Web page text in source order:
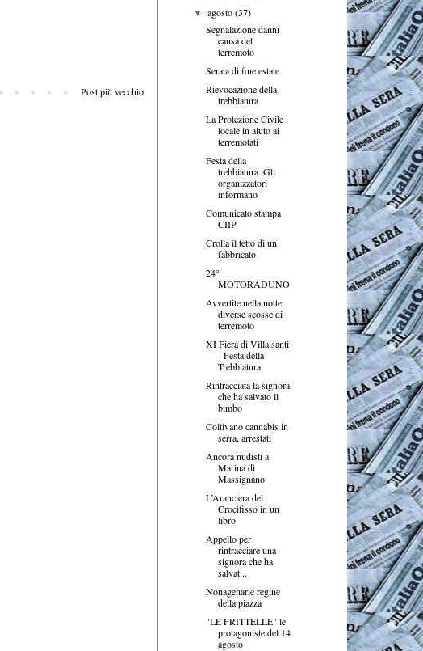
Post più vecchio
▼agosto(37)
Segnalazione danni
causa del
terremoto
Serata di fine estate
Rievocazione della
trebbiatura
La Protezione Civile
locale in aiuto ai
terremotati
Festa della
trebbiatura. Gli
organizzatori
informano
Comunicato stampa
CIIP
Crolla il tetto di un
fabbricato
24°
MOTORADUNO
Avvertite nella notte
diverse scosse di
terremoto
XI Fiera di Villa santi
- Festa della
Trebbiatura
Rintracciata la signora
che ha salvato il
bimbo
Coltivano cannabis in
serra, arrestati
Ancora nudisti a
Marina di
Massignano
L’Aranciera del
Crocifisso in un
libro
Appello per
rintracciare una
signora che ha
salvat...
Nonagenarie regine
della piazza
"LE FRITTELLE" le
protagoniste del 14
agosto